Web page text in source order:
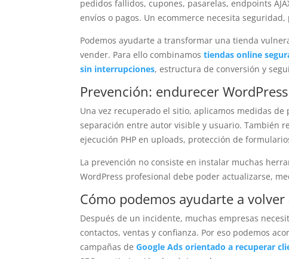
pedidos fallidos, cupones, pasarelas, endpoints
envíos o pagos. Un ecommerce necesita
Podemos ayudarte a transformar una tienda
vender. Para ello combinamostiendas online
sin interrupciones, estructura de conversión y
Prevención: endurecer
Una vez recuperado el sitio, aplicamos medidas
separación entre autor visible y usuario. También
ejecución PHP en uploads, protección de
La prevención no consiste en instalar muchas
WordPress profesional debe poder actualizarse,
Cómo podemos ayudarte a
Después de un incidente, muchas empresas
contactos, ventas y confianza. Por eso podemos
campañas deGoogle Ads orientado a recuperar